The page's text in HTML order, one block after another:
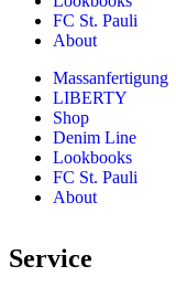
FC St. Pauli
About
Massanfertigung
LIBERTY
Shop
Denim Line
Lookbooks
FC St. Pauli
About
Service